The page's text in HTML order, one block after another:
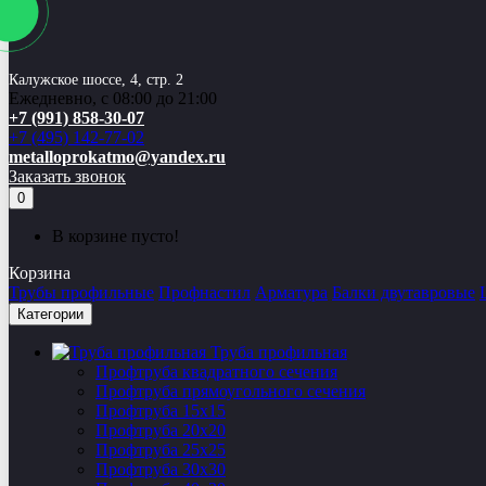
Калужское шоссе, 4, стр. 2
Ежедневно, с 08:00 до 21:00
+7 (991) 858-30-07
+7 (495) 142-77-02
metalloprokatmo@yandex.ru
Заказать звонок
0
В корзине пусто!
Корзина
Трубы профильные Профнастил Арматура Балки двутавровые
Категории
Труба профильная
Профтруба квадратного сечения
Профтруба прямоугольного сечения
Профтруба 15х15
Профтруба 20х20
Профтруба 25х25
Профтруба 30х30